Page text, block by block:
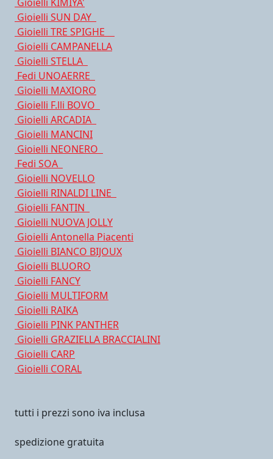
Gioielli SUN DAY
Gioielli TRE SPIGHE
Gioielli CAMPANELLA
Gioielli STELLA
Fedi UNOAERRE
Gioielli MAXIORO
Gioielli F.lli BOVO
Gioielli ARCADIA
Gioielli MANCINI
Gioielli NEONERO
Fedi SOA
Gioielli NOVELLO
Gioielli RINALDI LINE
Gioielli FANTIN
Gioielli NUOVA JOLLY
Gioielli Antonella Piacenti
Gioielli BIANCO BIJOUX
Gioielli BLUORO
Gioielli FANCY
Gioielli MULTIFORM
Gioielli RAIKA
Gioielli PINK PANTHER
Gioielli GRAZIELLA BRACCIALINI
Gioielli CARP
Gioielli CORAL
tutti i prezzi sono iva inclusa
spedizione gratuita